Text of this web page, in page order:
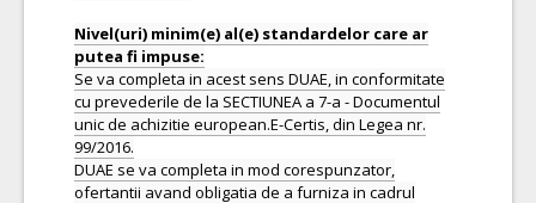
Nivel(uri) minim(e) al(e) standardelor care ar
Se va completa in acest sens DUAE, in conformitate
cu prevederile de la SECTIUNEA a 7-a - Documentul
unic de achizitie european.E-Certis, din Legea nr.
99/2016.
DUAE se va completa in mod corespunzator,
ofertantii avand obligatia de a furniza in cadrul